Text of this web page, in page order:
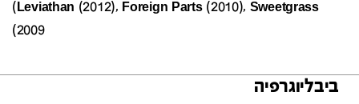
( Leviathan (2012), Foreign Parts(2010), Sweetgrass
(2009
ביבליוגרפיה